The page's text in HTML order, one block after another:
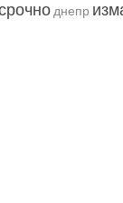
днепр